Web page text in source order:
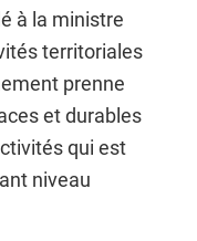
à la ministre
territoriales
prenne
et durables
qui est
niveau